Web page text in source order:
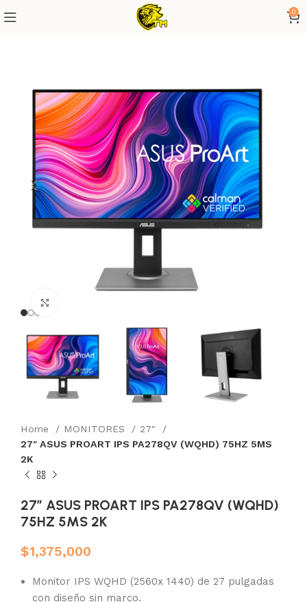
0
Home MONITORES
27"
27″ ASUS PROART IPS PA278QV (WQHD) 75HZ 5MS
2K
27″ ASUS PROART IPS PA278QV (WQHD)
75HZ 5MS 2K
$1,375,000
Monitor IPS WQHD (2560x 1440) de 27 pulgadas
con diseño sin marco.